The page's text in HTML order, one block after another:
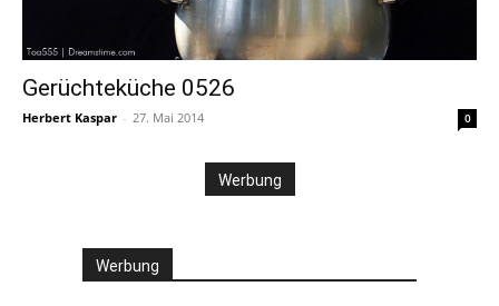
Gerüchteküche 0526
Herbert Kaspar - 27. Mai 2014 0
Werbung
Werbung